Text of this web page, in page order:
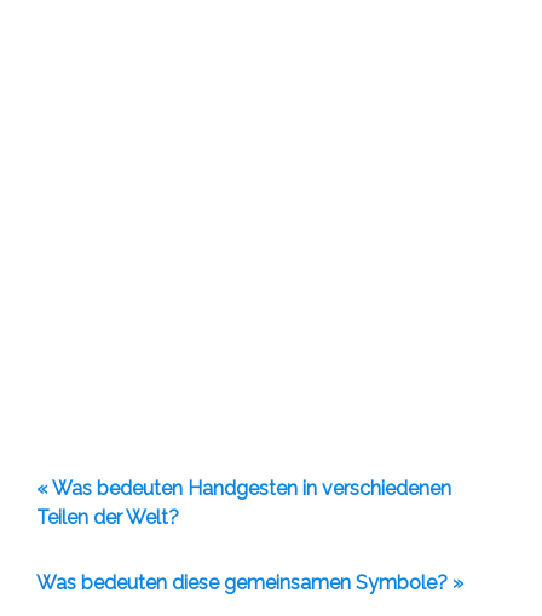
« Was bedeuten Handgesten in verschiedenen
Teilen der Welt?
Was bedeuten diese gemeinsamen Symbole? »